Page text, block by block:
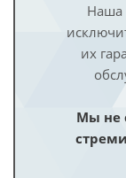
Наша
их
Мы не